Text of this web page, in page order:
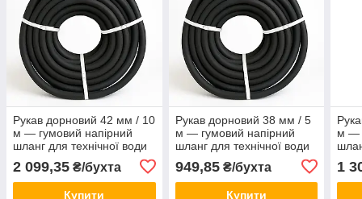
Рукав дорновий 42 мм / 10
м — гумовий напірний
шланг для технічної води
2 099,35 ₴/бухта
Купити
Рукав дорновий 38 мм / 5
м — гумовий напірний
шланг для технічної води
949,85₴/бухта
Купити
м —
1